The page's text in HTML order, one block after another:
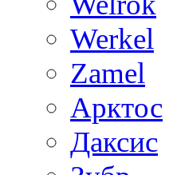
Werkel
Zamel
Арктос
Даксис